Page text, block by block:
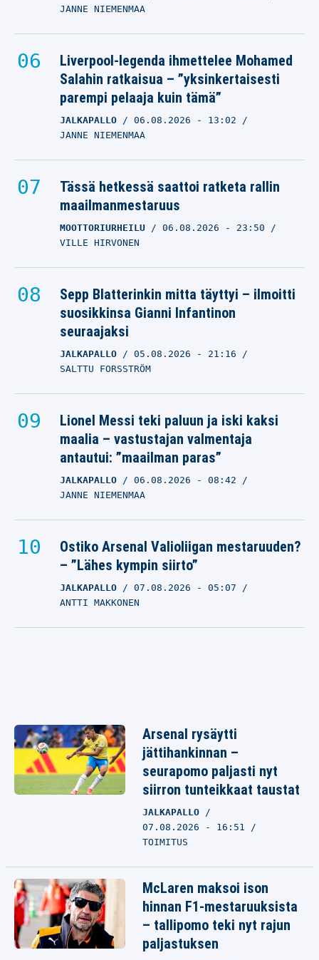
JANNE NIEMENMAA
Liverpool-legenda ihmettelee Mohamed
Salahin ratkaisua – ”yksinkertaisesti
parempi pelaaja kuin tämä”
JALKAPALLO 06.08.2026 - 13:02
JANNE NIEMENMAA
Tässä hetkessä saattoi ratketa rallin
maailmanmestaruus
MOOTTORIURHEILU 06.08.2026 - 23:50
VILLE HIRVONEN
Sepp Blatterinkin mitta täyttyi – ilmoitti
suosikkinsa Gianni Infantinon
seuraajaksi
JALKAPALLO 05.08.2026 - 21:16
SALTTU FORSSTRÖM
Lionel Messi teki paluun ja iski kaksi
maalia – vastustajan valmentaja
antautui: ”maailman paras”
JALKAPALLO 06.08.2026 - 08:42
JANNE NIEMENMAA
Ostiko Arsenal Valioliigan mestaruuden?
– ”Lähes kympin siirto”
JALKAPALLO 07.08.2026 - 05:07
ANTTI MAKKONEN
Arsenal rysäytti
jättihankinnan –
seurapomo paljasti nyt
siirron tunteikkaat taustat
JALKAPALLO
07.08.2026 - 16:51
TOIMITUS
McLaren maksoi ison
hinnan F1-mestaruuksista
– tallipomo teki nyt rajun
paljastuksen